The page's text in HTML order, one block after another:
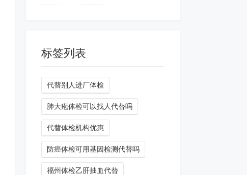
标签列表
代替别人进厂体检
肺大疱体检可以找人代替吗
代替体检机构优惠
防癌体检可用基因检测代替吗
福州体检乙肝抽血代替